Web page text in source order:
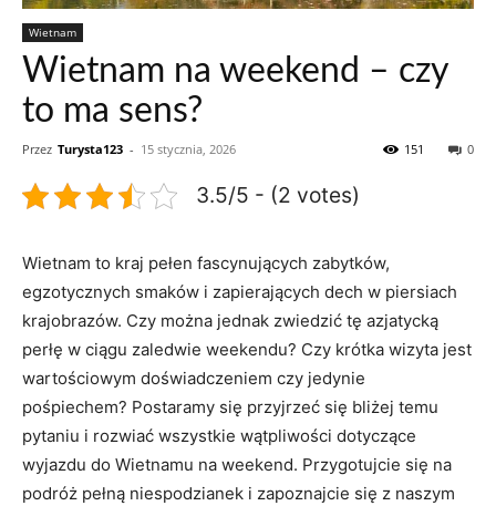
Wietnam
Wietnam na weekend – czy
to ma sens?
Przez Turysta123 - 15 stycznia, 2026 0
151
3.5/5 - (2 votes)
Wietnam to kraj​ pełen ‍fascynujących zabytków,
egzotycznych ​smaków i zapierających dech‌ w piersiach
krajobrazów. Czy⁤ można ‍jednak ‌zwiedzić tę azjatycką
perłę⁤ w ciągu ‍zaledwie weekendu? Czy krótka wizyta jest
⁢wartościowym‍ doświadczeniem czy jedynie
pośpiechem? Postaramy ⁢się ⁤przyjrzeć się bliżej ⁤temu​
pytaniu i​ rozwiać wszystkie wątpliwości dotyczące
wyjazdu do ⁢Wietnamu⁣ na weekend. ⁢Przygotujcie się na
podróż pełną niespodzianek i zapoznajcie się z naszym